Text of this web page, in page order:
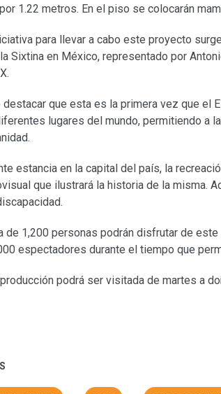
1.22 metros. En el piso se colocarán
para llevar a cabo este proyecto
Sixtina en México, representado por
destacar que esta es la primera vez que el
lugares del mundo, permitiendo a
estancia en la capital del país, la
que ilustrará la historia de la misma.
de 1,200 personas podrán disfrutar de
espectadores durante el tiempo que
podrá ser visitada de martes a